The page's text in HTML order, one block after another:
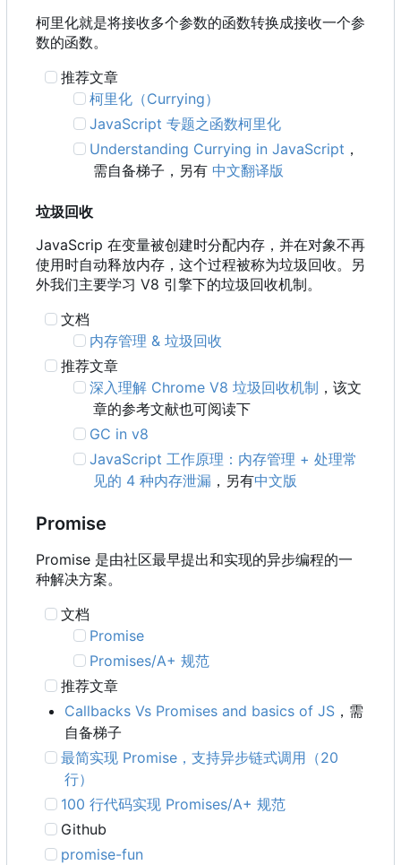
柯里化就是将接收多个参数的函数转换成接收一个参
数的函数。
推荐文章
柯里化 （Currying）
JavaScript 专题之函数柯里化
Understanding Currying in JavaScript ，
需自备梯子，另有 中文翻译版
垃圾回收
JavaScrip 在变量被创建时分配内存，并在对象不再
使用时自动释放内存，这个过程被称为垃圾回收。另
外我们主要学习 V8 引擎下的垃圾回收机制。
文档
内存管理 & 垃圾回收
推荐文章
深入理解 Chrome V8 垃圾回收机制 ，该文
章的参考文献也可阅读下
GC in v8
JavaScript 工作原理：内存管理 + 处理常
见的 4 种内存泄漏 ，另有中文版
Promise
Promise 是由社区最早提出和实现的异步编程的一
种解决方案。
文档
Promise
Promises/A+ 规范
推荐文章
Callbacks Vs Promises and basics of JS ，需
自备梯子
最简实现 Promise ，支持异步链式调用 （20
行）
100 行代码实现 Promises/A+ 规范
Github
promise-fun